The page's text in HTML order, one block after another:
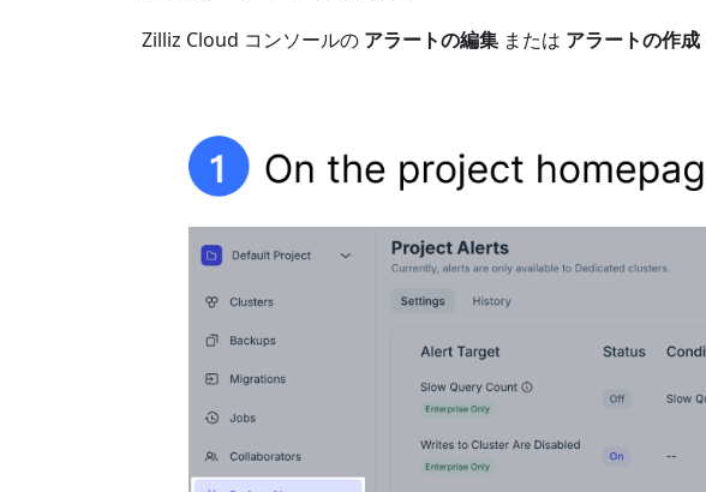
Zilliz Cloud コンソールの アラートの編集 または アラートの作成